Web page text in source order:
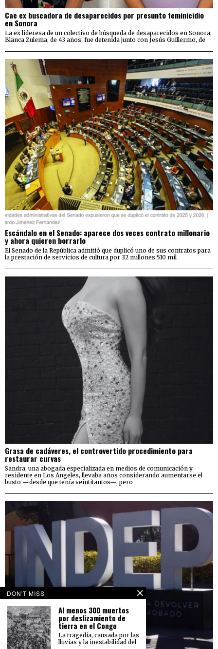
Cae ex buscadora de desaparecidos por presunto feminicidio
en Sonora
La ex lideresa de un colectivo de búsqueda de desaparecidos en Sonora,
Blanca Zulema, de 43 años, fue detenida junto con Jesús Guillermo, de
Escándalo en el Senado: aparece dos veces contrato millonario
y ahora quieren borrarlo
El Senado de la República admitió que duplicó uno de sus contratos para
la prestación de servicios de cultura por 32 millones 510 mil
Grasa de cadáveres, el controvertido procedimiento para
restaurar curvas
Sandra, una abogada especializada en medios de comunicación y
residente en Los Ángeles, llevaba años considerando aumentarse el
busto —desde que tenía veintitantos—, pero
DON'T MISS
Al menos 300 muertos
por deslizamiento de
tierra en el Congo
La tragedia, causada por las
lluvias y la inestabilidad del